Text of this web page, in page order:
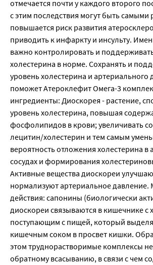
отмечается почти у каждого второго
с этим последствия могут быть
повышается риск развития
приводить к инфаркту и инсульту.
важно контролировать и
холестерина в норме. Сохранять и
уровень холестерина и артериального
поможет Атероклефит Омега-3
ингредиенты: Диоскорея - растение,
уровень холестерина, повышая
фосфолипидов в крови; увеличивать
лецитин/холестерин и тем самым
вероятность отложения холестерина в
сосудах и формирования
Активные вещества диоскореи
нормализуют артериальное давление.
действия: сапонины (биологически
диоскореи связываются в кишечнике с
поступающим с пищей, который
кишечным соком в просвет кишки.
этом труднорастворимые комплексы
обратному всасыванию, в связи с чем